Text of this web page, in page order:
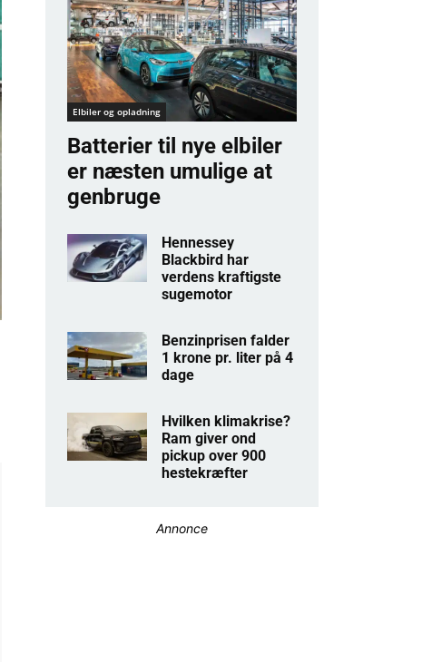
Elbiler og opladning
Batterier til nye elbiler
er næsten umulige at
genbruge
Hennessey
Blackbird har
verdens kraftigste
sugemotor
Benzinprisen falder
1 krone pr. liter på 4
dage
Hvilken klimakrise?
Ram giver ond
pickup over 900
hestekræfter
Annonce